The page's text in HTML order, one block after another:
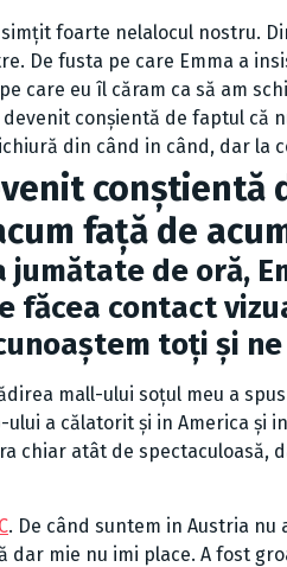
foarte nelalocul nostru.
De fusta pe care Emma a
care eu îl căram ca să am
devenit conșientă de faptul că
din când in când, dar la
conștientă
față de
de oră,
făcea contact
toți și
mall-ului soțul meu a spus :
a călatorit și in America și
chiar atât de spectaculoasă,
. De când suntem in Austria nu
dar mie nu imi place. A fost